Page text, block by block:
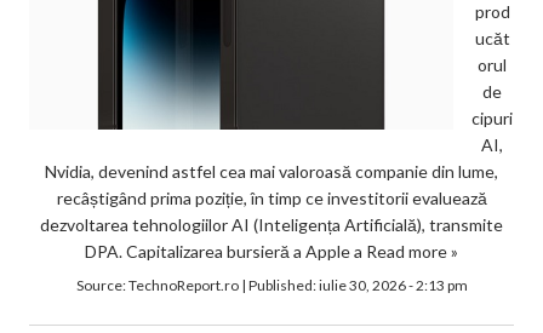
prod
ucăt
orul
de
cipuri
AI,
Nvidia, devenind astfel cea mai valoroasă companie din lume,
recâștigând prima poziție, în timp ce investitorii evaluează
dezvoltarea tehnologiilor AI (Inteligența Artificială), transmite
DPA. Capitalizarea bursieră a Apple a Read more »
Source:TechnoReport.ro| Published:iulie 30, 2026 - 2:13 pm